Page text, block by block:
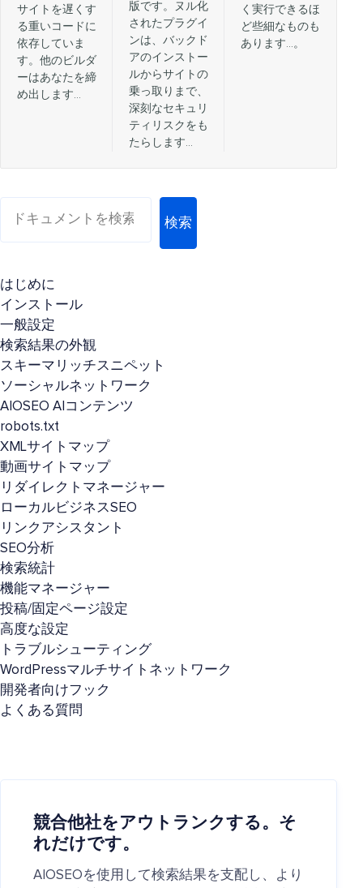
サイトを遅くす
る重いコードに
依存していま
す。他のビルダ
ーはあなたを締
め出します…
版です。ヌル化
されたプラグイ
ンは、バックド
アのインストー
ルからサイトの
乗っ取りまで、
深刻なセキュリ
ティリスクをも
たらします…
く実行できるほ
ど些細なものも
あります…。
検索
はじめに
インストール
一般設定
検索結果の外観
スキーマリッチスニペット
ソーシャルネットワーク
AIOSEO AIコンテンツ
robots.txt
XMLサイトマップ
動画サイトマップ
リダイレクトマネージャー
ローカルビジネスSEO
リンクアシスタント
SEO分析
検索統計
機能マネージャー
投稿/固定ページ設定
高度な設定
トラブルシューティング
WordPressマルチサイトネットワーク
開発者向けフック
よくある質問
競合他社をアウトランクする。そ
れだけです。
AIOSEOを使用して検索結果を支配し、より